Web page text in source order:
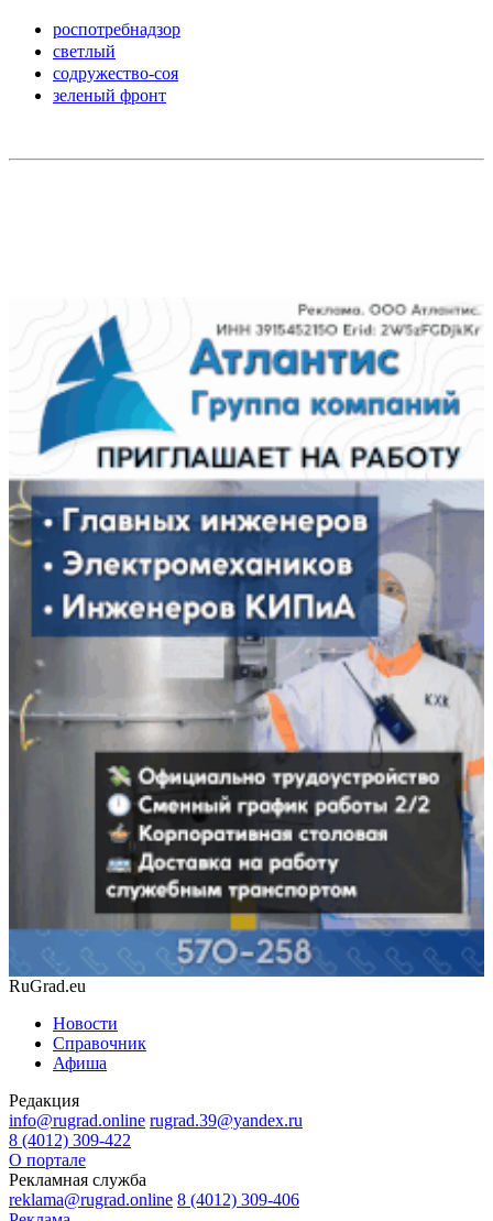
роспотребнадзор
светлый
содружество-соя
зеленый фронт
RuGrad.eu
Новости
Справочник
Афиша
Редакция
info@rugrad.online rugrad.39@yandex.ru
8 (4012) 309-422
О портале
Рекламная служба
reklama@rugrad.online 8 (4012) 309-406